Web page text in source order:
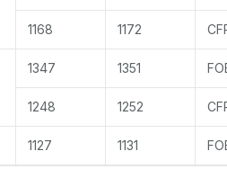
1168 1172
1347 1351
1248 1252
1127 1131